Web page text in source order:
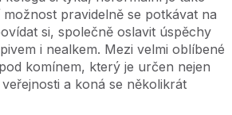
možnost pravidelně se potkávat na
si, společně oslavit úspěchy
i nealkem. Mezi velmi oblíbené
komínem, který je určen nejen
a koná se několikrát